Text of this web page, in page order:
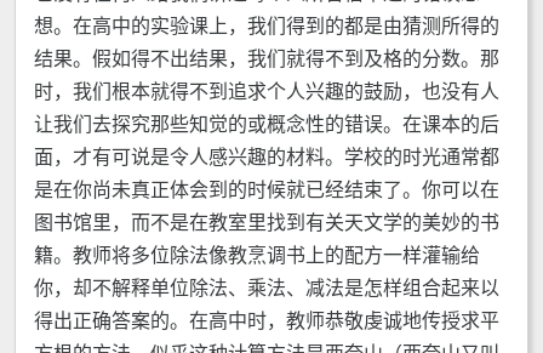
想。在高中的实验课上，我们得到的都是由猜测所得的
结果。假如得不出结果，我们就得不到及格的分数。那
时，我们根本就得不到追求个人兴趣的鼓励，也没有人
让我们去探究那些知觉的或概念性的错误。在课本的后
面，才有可说是令人感兴趣的材料。学校的时光通常都
是在你尚未真正体会到的时候就已经结束了。你可以在
图书馆里，而不是在教室里找到有关天文学的美妙的书
籍。教师将多位除法像教烹调书上的配方一样灌输给
你，却不解释单位除法、乘法、减法是怎样组合起来以
得出正确答案的。在高中时，教师恭敬虔诚地传授求平